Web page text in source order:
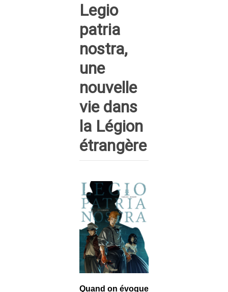
Legio
patria
nostra,
une
nouvelle
vie dans
la Légion
étrangère
Quand on évoque